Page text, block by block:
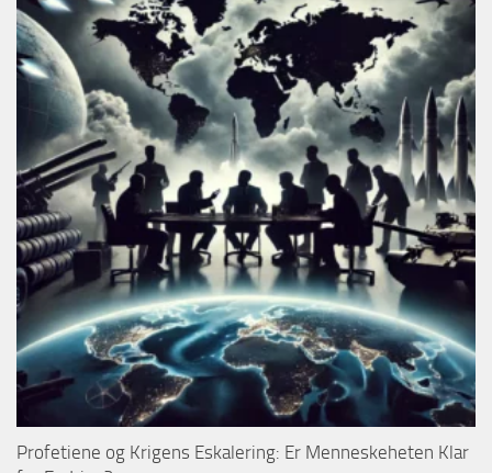
Profetiene og Krigens Eskalering: Er Menneskeheten Klar